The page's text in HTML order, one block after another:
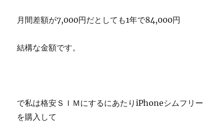
月間差額が7,000円だとしても1年で84,000円
結構な金額です。
で私は格安ＳＩＭにするにあたりiPhoneシムフリー
を購入して